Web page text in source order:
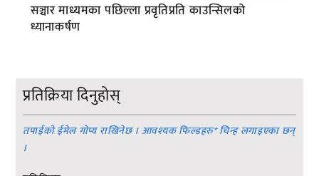
सञ्चार माध्यमका पछिल्ला प्रवृतिप्रति काउन्सिलको
ध्यानाकर्षण
प्रतिक्रिया दिनुहोस्
तपाईको ईमेल गोप्य राखिनेछ । आवश्यक फिल्डहरु*चिन्ह लगाइएका छन्
।